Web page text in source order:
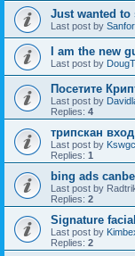
Just wanted to
Last post by
I am the new
Last post by
Посетите
Last post by
Replies: 4
трипскан вход
Last post by
Replies: 1
bing ads
Last post by
Replies: 2
Signature
Last post by
Replies: 2